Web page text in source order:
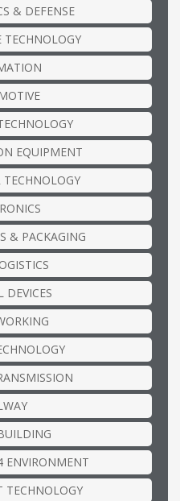
& DEFENSE
TECHNOLOGY
EQUIPMENT
& PACKAGING
DEVICES
ENVIRONMENT
TECHNOLOGY